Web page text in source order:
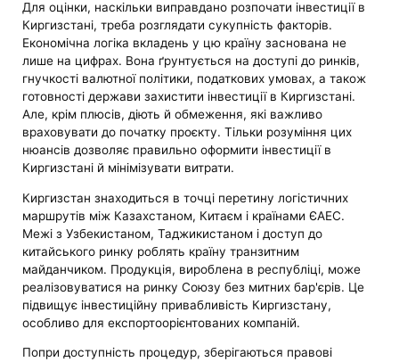
Для оцінки, наскільки виправдано розпочати інвестиції в
Киргизстані, треба розглядати сукупність факторів.
Економічна логіка вкладень у цю країну заснована не
лише на цифрах. Вона ґрунтується на доступі до ринків,
гнучкості валютної політики, податкових умовах, а також
готовності держави захистити інвестиції в Киргизстані.
Але, крім плюсів, діють й обмеження, які важливо
враховувати до початку проєкту. Тільки розуміння цих
нюансів дозволяє правильно оформити інвестиції в
Киргизстані й мінімізувати витрати.
Киргизстан знаходиться в точці перетину логістичних
маршрутів між Казахстаном, Китаєм і країнами ЄАЕС.
Межі з Узбекистаном, Таджикистаном і доступ до
китайського ринку роблять країну транзитним
майданчиком. Продукція, вироблена в республіці, може
реалізовуватися на ринку Союзу без митних бар'єрів. Це
підвищує інвестиційну привабливість Киргизстану,
особливо для експортоорієнтованих компаній.
Попри доступність процедур, зберігаються правові